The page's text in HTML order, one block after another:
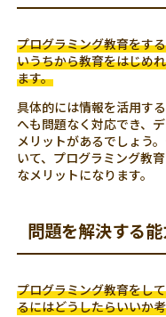
プログラミング教育をす
いうちから教育をはじめ
ます。
具体的には情報を活用す
へも問題なく対応でき、
メリットがあるでしょう
いて、プログラミング教
なメリットになります。
問題を解決する
プログラミング教育をし
るにはどうしたらいいか